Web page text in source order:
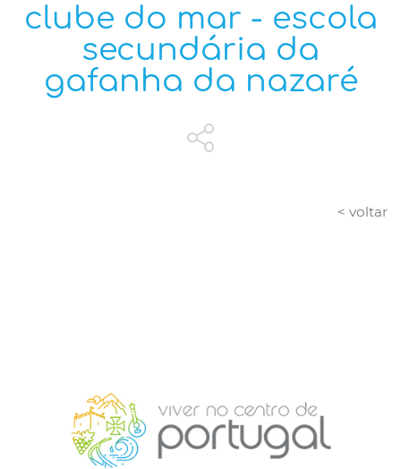
clube do mar - escola
secundária da
gafanha da nazaré
< voltar